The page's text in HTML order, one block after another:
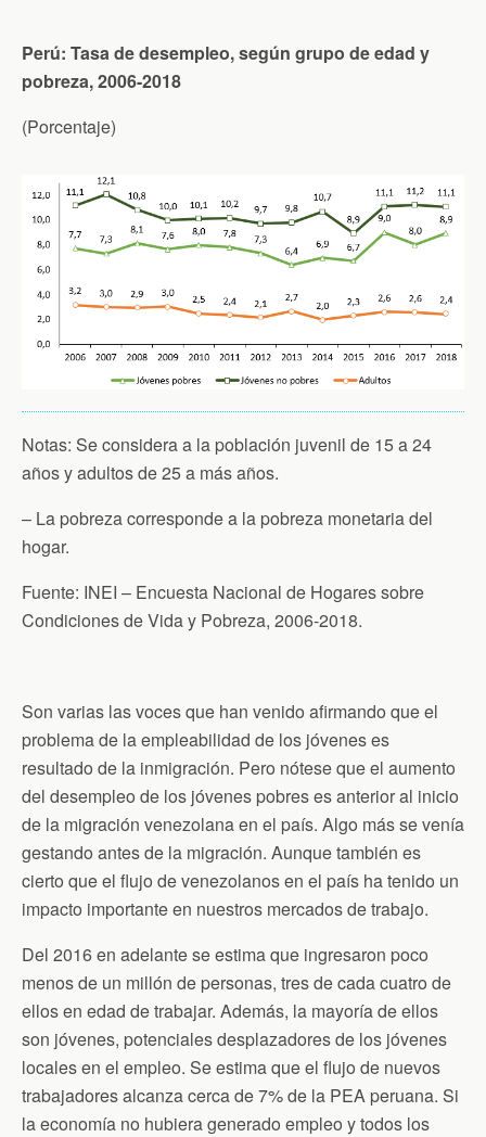
Perú: Tasa de desempleo, según grupo de edad y
pobreza, 2006-2018
(Porcentaje)
Notas: Se considera a la población juvenil de 15 a 24
años y adultos de 25 a más años.
– La pobreza corresponde a la pobreza monetaria del
hogar.
Fuente: INEI – Encuesta Nacional de Hogares sobre
Condiciones de Vida y Pobreza, 2006-2018.
Son varias las voces que han venido afirmando que el
problema de la empleabilidad de los jóvenes es
resultado de la inmigración. Pero nótese que el aumento
del desempleo de los jóvenes pobres es anterior al inicio
de la migración venezolana en el país. Algo más se venía
gestando antes de la migración. Aunque también es
cierto que el flujo de venezolanos en el país ha tenido un
impacto importante en nuestros mercados de trabajo.
Del 2016 en adelante se estima que ingresaron poco
menos de un millón de personas, tres de cada cuatro de
ellos en edad de trabajar. Además, la mayoría de ellos
son jóvenes, potenciales desplazadores de los jóvenes
locales en el empleo. Se estima que el flujo de nuevos
trabajadores alcanza cerca de 7% de la PEA peruana. Si
la economía no hubiera generado empleo y todos los